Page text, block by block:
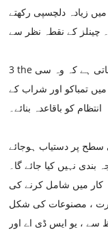
زیادہ دلچسپی رکھتے
3 the مستقبل میں ، امریکی پالیسی سے توقع کی جاتی ہے کہ وہ سی
تمباکو اور شراب کے
انتظام کو باقاعدہ بنائے۔
پر دستیاب ہوجائے
نہیں کیا جائے گا۔
کار میں شامل کرنے کی
، مصنوعات کی شکل
سے ، یو ایس ڈی اے اور